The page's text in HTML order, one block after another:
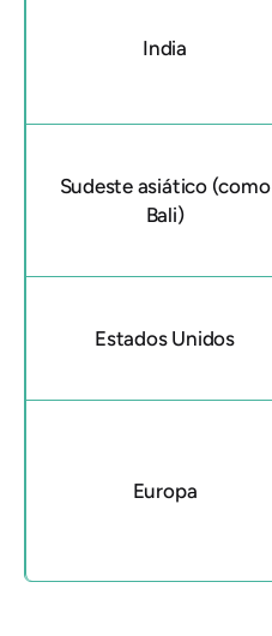
India
Sudeste asiático (como
Bali)
Estados Unidos
Europa